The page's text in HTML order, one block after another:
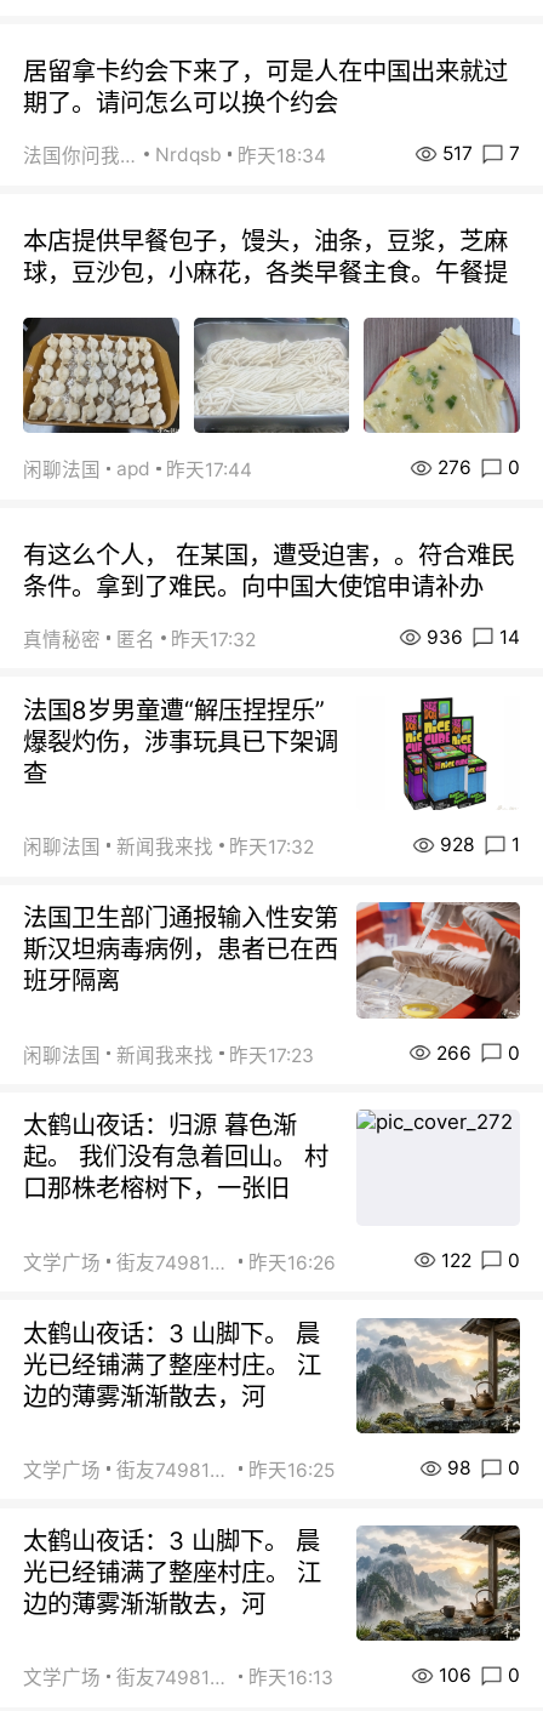
居留拿卡约会下来了，可是人在中国出来就过
期了。请问怎么可以换个约会
法国你问我答 Nrdqsb 昨天18:34 517 7
本店提供早餐包子，馒头，油条，豆浆，芝麻
球，豆沙包，小麻花，各类早餐主食。午餐提
闲聊法国 apd 昨天17:44 276 0
有这么个人， 在某国，遭受迫害，。符合难民
条件。拿到了难民。向中国大使馆申请补办
真情秘密 匿名 昨天17:32 936 14
法国8岁男童遭“解压捏捏乐”
爆裂灼伤，涉事玩具已下架调
查
闲聊法国 新闻我来找 昨天17:32 928 1
法国卫生部门通报输入性安第
斯汉坦病毒病例，患者已在西
班牙隔离
闲聊法国 新闻我来找 昨天17:23 266 0
太鹤山夜话：归源 暮色渐
起。 我们没有急着回山。 村
口那株老榕树下，一张旧
文学广场 街友74981146 昨天16:26 122 0
太鹤山夜话：3 山脚下。 晨
光已经铺满了整座村庄。 江
边的薄雾渐渐散去，河
文学广场 街友74981146 昨天16:25 98 0
太鹤山夜话：3 山脚下。 晨
光已经铺满了整座村庄。 江
边的薄雾渐渐散去，河
文学广场 街友74981146 昨天16:13 106 0